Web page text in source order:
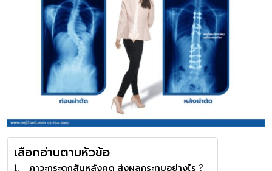
เลือกอ่านตามหัวข้อ
ภาวะกระดูกสันหลังคด ส่งผลกระทบอย่างไร ?